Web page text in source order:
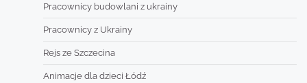
Pracownicy budowlani z ukrainy
Pracownicy z Ukrainy
Rejs ze Szczecina
Animacje dla dzieci Łódź